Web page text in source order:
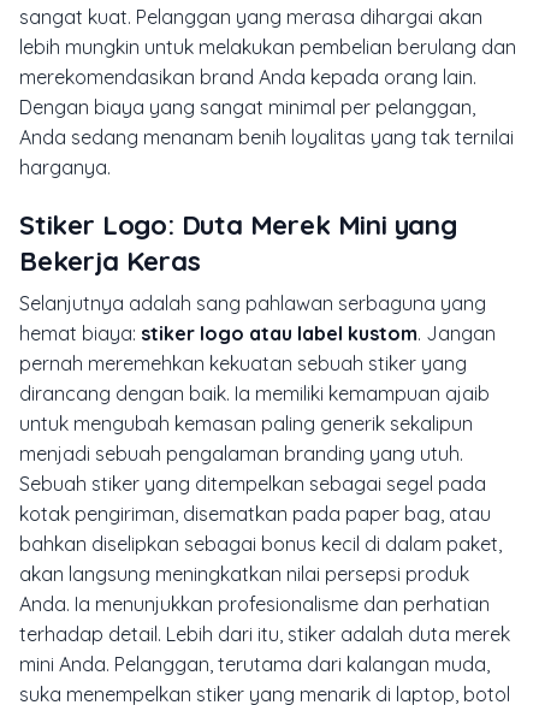
sangat kuat. Pelanggan yang merasa dihargai akan
lebih mungkin untuk melakukan pembelian berulang dan
merekomendasikan brand Anda kepada orang lain.
Dengan biaya yang sangat minimal per pelanggan,
Anda sedang menanam benih loyalitas yang tak ternilai
harganya.
Stiker Logo: Duta Merek Mini yang
Bekerja Keras
Selanjutnya adalah sang pahlawan serbaguna yang
hemat biaya: stiker logo atau label kustom. Jangan
pernah meremehkan kekuatan sebuah stiker yang
dirancang dengan baik. Ia memiliki kemampuan ajaib
untuk mengubah kemasan paling generik sekalipun
menjadi sebuah pengalaman branding yang utuh.
Sebuah stiker yang ditempelkan sebagai segel pada
kotak pengiriman, disematkan pada paper bag , atau
bahkan diselipkan sebagai bonus kecil di dalam paket,
akan langsung meningkatkan nilai persepsi produk
Anda. Ia menunjukkan profesionalisme dan perhatian
terhadap detail. Lebih dari itu, stiker adalah duta merek
mini Anda. Pelanggan, terutama dari kalangan muda,
suka menempelkan stiker yang menarik di laptop, botol